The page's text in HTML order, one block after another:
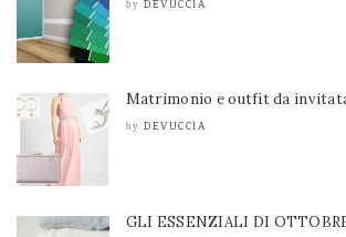
by DEVUCCIA
Matrimonio e outfit da
by DEVUCCIA
GLI ESSENZIALI DI